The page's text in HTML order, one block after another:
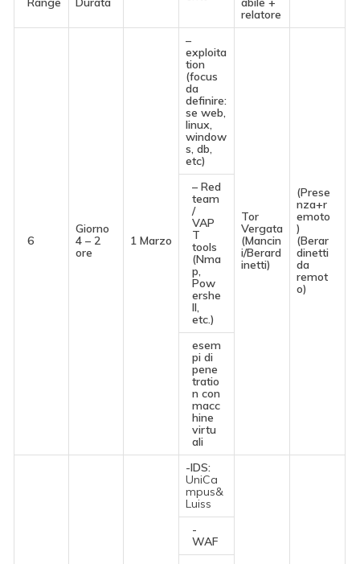
relatore
6
Giorno
4 – 2
ore
1 Marzo
–
exploita
tion
(focus
da
definire:
se web,
linux,
window
s, db,
etc)
Tor
Vergata
(Mancin
i/Berard
inetti)
(Prese
nza+r
emoto
)
(Berar
dinetti
da
remot
o)
– Red
team
/
VAP
T
tools
(Nma
p,
Pow
ershe
ll,
etc.)
esem
pi di
pene
tratio
n con
macc
hine
virtu
ali
-IDS:
UniCa
mpus&
Luiss
-
WAF